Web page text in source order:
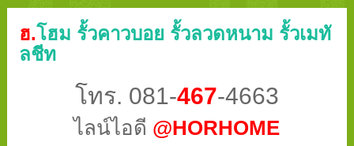
ฮ.โฮม รั้วคาวบอย รั้วลวดหนาม รั้วเมทั
ลชีท
โทร. 081-467-4663
ไลน์ไอดี @HORHOME